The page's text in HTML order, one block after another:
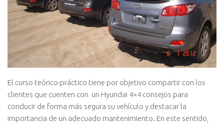
El curso teórico-práctico tiene por objetivo compartir con los
clientes que cuenten con un Hyundai 4×4 consejos para
conducir de forma más segura su vehículo y destacar la
importancia de un adecuado mantenimiento. En este sentido,